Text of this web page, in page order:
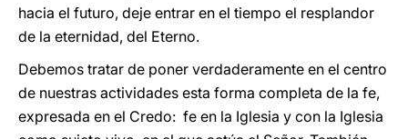
hacia el futuro, deje entrar en el tiempo el resplandor
de la eternidad, del Eterno.
Debemos tratar de poner verdaderamente en el centro
de nuestras actividades esta forma completa de la fe,
expresada en el Credo: fe en la Iglesia y con la Iglesia